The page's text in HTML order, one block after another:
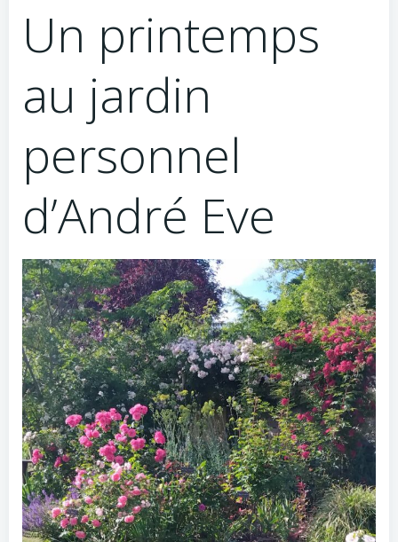
Un printemps
au jardin
personnel
d’André Eve